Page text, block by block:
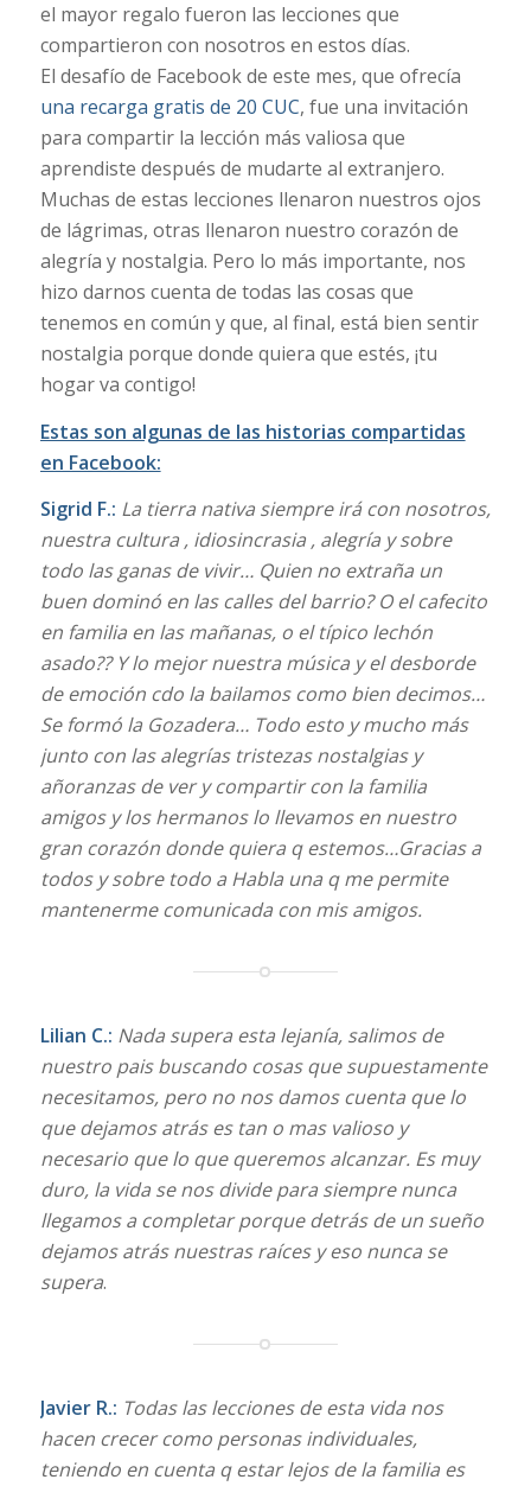
el mayor regalo fueron las lecciones que
compartieron con nosotros en estos días.
El desafío de Facebook de este mes, que ofrecía
una recarga gratis de 20 CUC, fue una invitación
para compartir la lección más valiosa que
aprendiste después de mudarte al extranjero.
Muchas de estas lecciones llenaron nuestros ojos
de lágrimas, otras llenaron nuestro corazón de
alegría y nostalgia. Pero lo más importante, nos
hizo darnos cuenta de todas las cosas que
tenemos en común y que, al final, está bien sentir
nostalgia porque donde quiera que estés, ¡tu
hogar va contigo!
Estas son algunas de las historias compartidas
en Facebook:
Sigrid F.: La tierra nativa siempre irá con nosotros,
nuestra cultura , idiosincrasia , alegría y sobre
todo las ganas de vivir… Quien no extraña un
buen dominó en las calles del barrio? O el cafecito
en familia en las mañanas, o el típico lechón
asado?? Y lo mejor nuestra música y el desborde
de emoción cdo la bailamos como bien decimos…
Se formó la Gozadera… Todo esto y mucho más
junto con las alegrías tristezas nostalgias y
añoranzas de ver y compartir con la familia
amigos y los hermanos lo llevamos en nuestro
gran corazón donde quiera q estemos…Gracias a
todos y sobre todo a Habla una q me permite
mantenerme comunicada con mis amigos.
Lilian C.: Nada supera esta lejanía, salimos de
nuestro pais buscando cosas que supuestamente
necesitamos, pero no nos damos cuenta que lo
que dejamos atrás es tan o mas valioso y
necesario que lo que queremos alcanzar. Es muy
duro, la vida se nos divide para siempre nunca
llegamos a completar porque detrás de un sueño
dejamos atrás nuestras raíces y eso nunca se
supera.
Javier R.: Todas las lecciones de esta vida nos
hacen crecer como personas individuales,
teniendo en cuenta q estar lejos de la familia es